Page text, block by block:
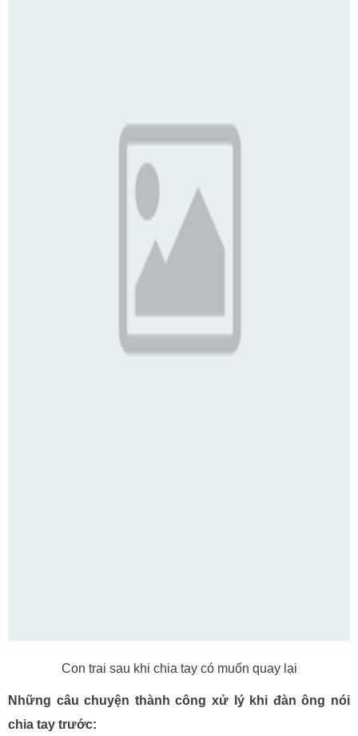
Con trai sau khi chia tay có muốn quay lại
Những câu chuyện thành công xử lý khi đàn ông nói
chia tay trước: